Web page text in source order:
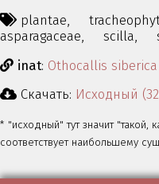
plantae,
asparagaceae,
scilla,
inat: Othocallis siberica
Скачать: Исходный
* "исходный" тут значит "такой,
соответствует наибольшему